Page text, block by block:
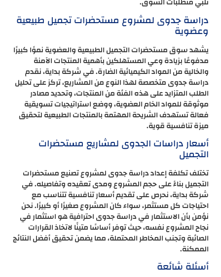
دراسة جدوى لمشروع مستحضرات تجميل طبيعية
وعضوية
يشهد سوق مستحضرات التجميل الطبيعية والعضوية نموًا كبيرًا
مدفوعًا بزيادة وعي المستهلكين بأهمية المنتجات الآمنة
والخالية من المواد الكيميائية الضارة. في شركة بداية، نقدم
دراسة جدوى متخصصة لهذا النوع من المشاريع، تركز على تحليل
الطلب المتزايد على هذه الفئة من المنتجات، وتحديد مصادر
موثوقة للمواد الخام العضوية، ووضع استراتيجيات تسويقية
فعالة تستهدف الشريحة المهتمة بالمنتجات الطبيعية لتحقيق
ميزة تنافسية قوية.
أسعار دراسات الجدوى لمشاريع مستحضرات
التجميل
تختلف تكلفة إعداد دراسة جدوى لمشروع تصنيع مستحضرات
التجميل بناءً على حجم المشروع ومدى تعقيده وتفاصيله. في
شركة بداية، نحرص على تقديم أسعار تنافسية تتناسب مع
احتياجات كل مستثمر، سواء كان المشروع صغيرًا أو كبيرًا. نحن
نؤمن بأن الاستثمار في دراسة جدوى احترافية هو استثمار في
نجاح المشروع نفسه، حيث توفر أساسًا متينًا لاتخاذ القرارات
الصائبة وتجنب المخاطر المحتملة، مما يضمن تحقيق أفضل النتائج
الممكنة.
أسئلة شائعة